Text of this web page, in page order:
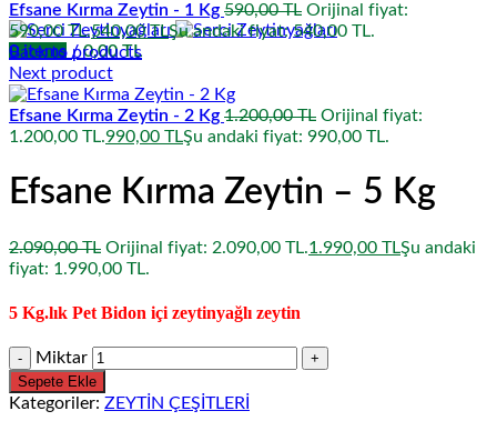
0items / 0,00TL
Efsane Kırma Zeytin - 1 Kg 590,00TL Orijinal fiyat:
590,00 TL.540,00TLŞu andaki fiyat: 540,00 TL.
Back to products
Next product
Efsane Kırma Zeytin - 2 Kg 1.200,00TL Orijinal fiyat:
1.200,00 TL.990,00 TLŞu andaki fiyat: 990,00 TL.
Efsane Kırma Zeytin – 5 Kg
2.090,00TL Orijinal fiyat: 2.090,00 TL.1.990,00 TLŞu andaki
fiyat: 1.990,00 TL.
5 Kg.lık Pet Bidon içi zeytinyağlı zeytin
Miktar
Sepete Ekle
Kategoriler: ZEYTİN ÇEŞİTLERİ